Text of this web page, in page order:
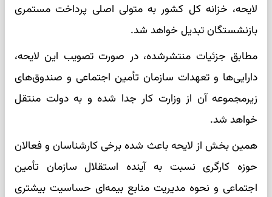
لایحه، خزانه کل کشور به متولی اصلی پرداخت مستمری
بازنشستگان تبدیل خواهد شد.
مطابق جزئیات منتشرشده، در صورت تصویب این لایحه،
دارایی‌ها و تعهدات سازمان تأمین اجتماعی و صندوق‌های
زیرمجموعه آن از وزارت کار جدا شده و به دولت منتقل
خواهد شد.
همین بخش از لایحه باعث شده برخی کارشناسان و فعالان
حوزه کارگری نسبت به آینده استقلال سازمان تأمین
اجتماعی و نحوه مدیریت منابع بیمه‌ای حساسیت بیشتری